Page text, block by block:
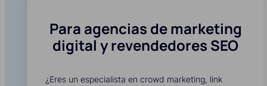
Para agencias de marketing
digital y revendedores SEO
¿Eres un especialista en crowd marketing, link